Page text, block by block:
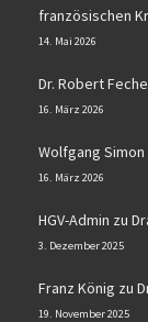
französischen
14. Mai 2026
Dr. Robert
16. März 2026
Wolfgang Simon
16. März 2026
HGV-Admin zu
3. Dezember 2025
Franz König zu
19. November 2025